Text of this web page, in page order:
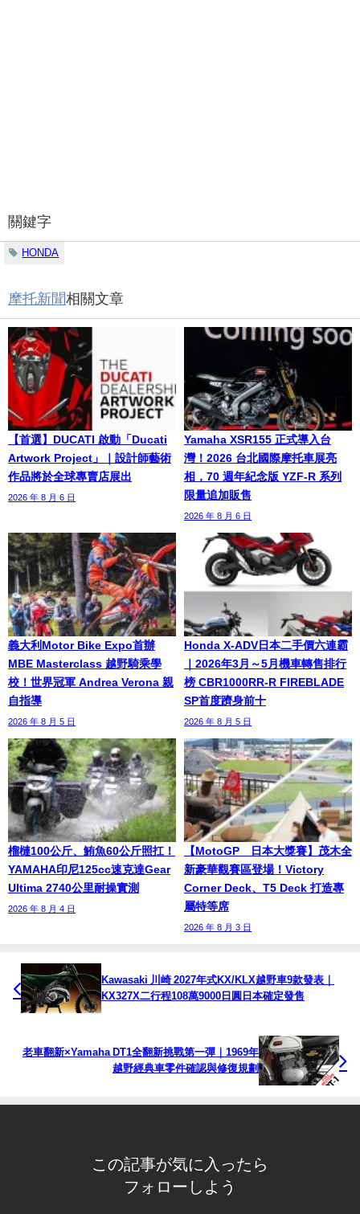
關鍵字
HONDA
摩托新聞相關文章
【首選】DUCATI 啟動「Ducati
Artwork Project」｜設計師藝術
作品將於全球專賣店展出
2026 年 8 月 6 日
Yamaha XSR155 正式導入台
灣！2026 台北國際摩托車展亮
相，70 週年紀念版 YZF-R 系列
限量追加販售
2026 年 8 月 6 日
義大利Motor Bike Expo首辦
MBE Masterclass 越野騎乘學
校！世界冠軍 Andrea Verona 親
自指導
2026 年 8 月 5 日
Honda X-ADV日本二手價六連霸
｜2026年3月～5月機車轉售排行
榜 CBR1000RR-R FIREBLADE
SP首度躋身前十
2026 年 8 月 5 日
榴槤100公斤、鮪魚60公斤照扛！
YAMAHA印尼125cc速克達Gear
Ultima 2740公里耐操實測
2026 年 8 月 4 日
【MotoGP™日本大獎賽】茂木全
新豪華觀賽區登場！Victory
Corner Deck、T5 Deck 打造專
屬特等席
2026 年 8 月 3 日
Kawasaki 川崎 2027年式KX/KLX越野車9款發表｜
KX327X二行程108萬9000日圓日本確定發售
老車翻新×Yamaha DT1全翻新挑戰第一彈｜1969年
越野經典車零件確認與修復規劃
この記事が気に入ったら
フォローしよう